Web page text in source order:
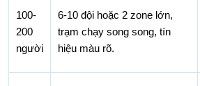
100-
200
người
6-10 đội hoặc 2 zone lớn,
trạm chạy song song, tín
hiệu màu rõ.